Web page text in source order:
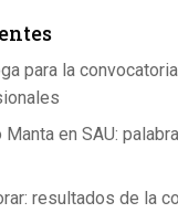
para la
en SAU:
resultados de la